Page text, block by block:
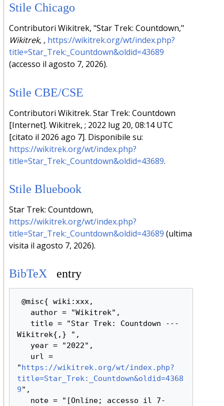
Stile Chicago
Contributori Wikitrek, "Star Trek: Countdown,"
Wikitrek, , https://wikitrek.org/wt/index.php?
title=Star_Trek:_Countdown&oldid=43689
(accesso il agosto 7, 2026).
Stile CBE/CSE
Contributori Wikitrek. Star Trek: Countdown
[Internet]. Wikitrek, ; 2022 lug 20, 08:14 UTC
[citato il 2026 ago 7]. Disponibile su:
https://wikitrek.org/wt/index.php?
title=Star_Trek:_Countdown&oldid=43689.
Stile Bluebook
Star Trek: Countdown,
https://wikitrek.org/wt/index.php?
title=Star_Trek:_Countdown&oldid=43689 (ultima
visita il agosto 7, 2026).
BibTeX entry
@misc{ wiki:xxx,
Wikitrek{,} ",
"https://wikitrek.org/wt/index.php?
title=Star_Trek:_Countdown&oldid=4368
9",